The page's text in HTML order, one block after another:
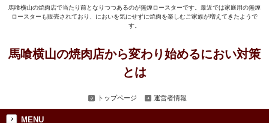
馬喰横山の焼肉店で当たり前となりつつあるのが無煙ロースターです。最近では家庭用の無煙
ロースターも販売されており、においを気にせずに焼肉を楽しむご家族が増えてきたようで
す。
馬喰横山の焼肉店から変わり始めるにおい対策
とは
トップページ 運営者情報
MENU